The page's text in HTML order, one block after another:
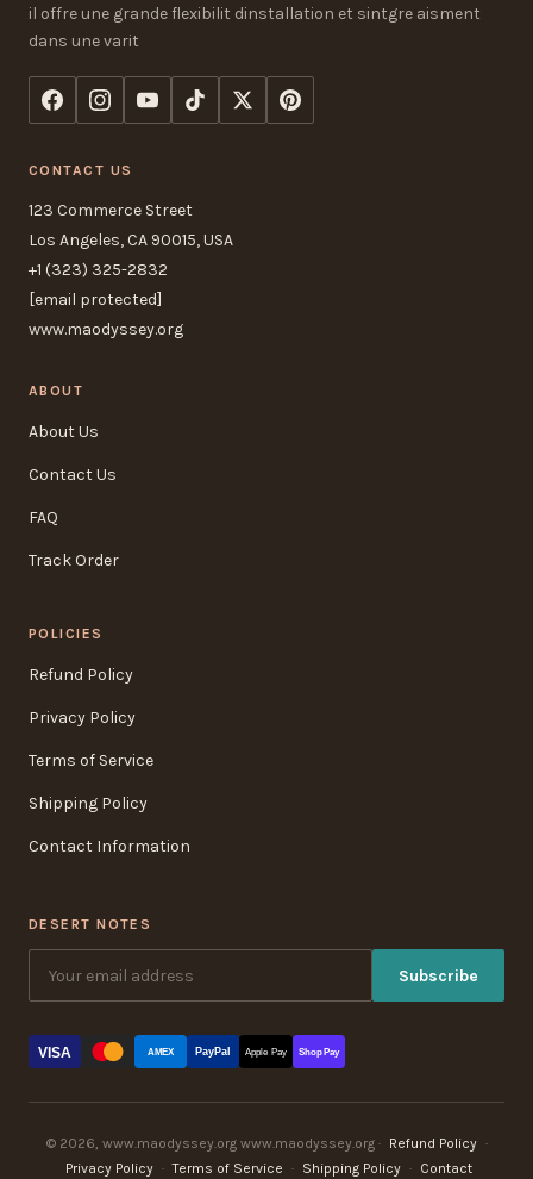
il offre une grande flexibilit dinstallation et sintgre aisment
dans une varit
CONTACT US
123 Commerce Street
Los Angeles, CA 90015, USA
+1 (323) 325-2832
[email protected]
www.maodyssey.org
ABOUT
About Us
Contact Us
FAQ
Track Order
POLICIES
Refund Policy
Privacy Policy
Terms of Service
Shipping Policy
Contact Information
DESERT NOTES
Subscribe
VISA AMEX PayPal Apple Pay Shop Pay
© 2026, www.maodyssey.org www.maodyssey.org · Refund Policy ·
Privacy Policy · Terms of Service · Shipping Policy · Contact